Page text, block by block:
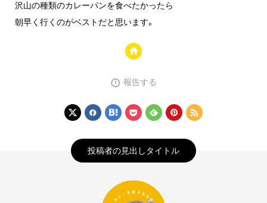
沢山の種類のカレーパンを食べたかったら
朝早く行くのがベストだと思います。
報告する
投稿者の見出しタイトル